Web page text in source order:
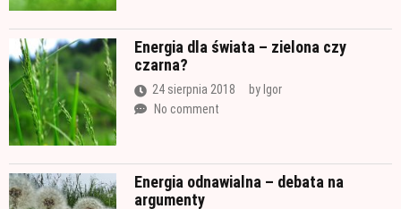
Energia dla świata – zielona czy
czarna?
24 sierpnia 2018 by Igor
No comment
Energia odnawialna – debata na
argumenty